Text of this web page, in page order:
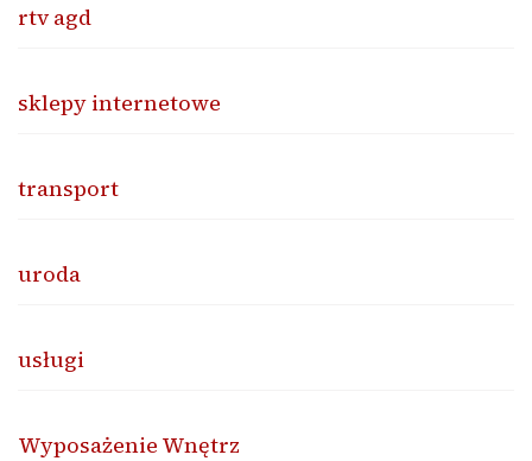
rtv agd
sklepy internetowe
transport
uroda
usługi
Wyposażenie Wnętrz